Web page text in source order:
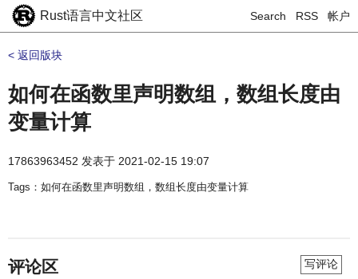
Rust语言中文社区 Search RSS 帐户
< 返回版块
如何在函数里声明数组，数组长度由
变量计算
17863963452 发表于 2021-02-15 19:07
Tags：如何在函数里声明数组，数组长度由变量计算
评论区 写评论